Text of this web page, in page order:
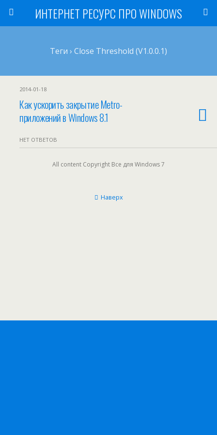
ИНТЕРНЕТ РЕСУРС ПРО WINDOWS
Теги › Close Threshold (v1.0.0.1)
2014-01-18
Как ускорить закрытие Metro-
приложений в Windows 8.1
НЕТ ОТВЕТОВ
All content Copyright Все для Windows 7
Наверх